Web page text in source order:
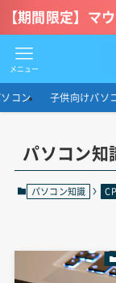
【期間限定】マ
メニュー
コン 子供向けパソ
パソコン知
パソコン知識